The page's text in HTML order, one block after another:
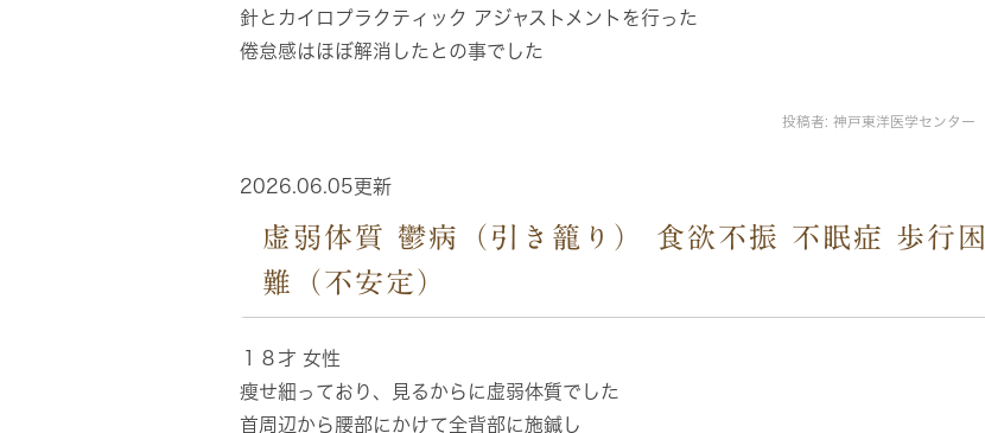
針とカイロプラクティック アジャストメントを行った
倦怠感はほぼ解消したとの事でした
投稿者: 神戸東洋医学センター
2026.06.05更新
虚弱体質 鬱病（引き籠り） 食欲不振 不眠症 歩行困
難（不安定）
１８才 女性
瘦せ細っており、見るからに虚弱体質でした
首周辺から腰部にかけて全背部に施鍼し